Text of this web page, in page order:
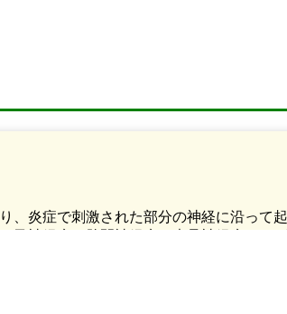
、炎症で刺激された部分の神経に沿って